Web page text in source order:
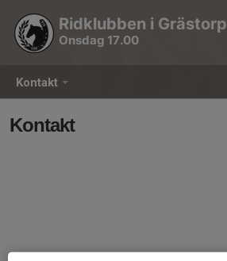
Kontakt
Ridklubben i Grästorp
Onsdag 17.00
Kontakt